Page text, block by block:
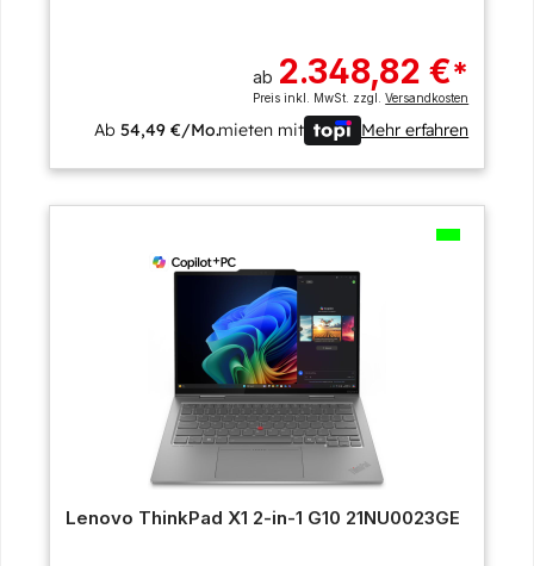
ab 2.348,82 €*
Preis inkl. MwSt. zzgl.Versandkosten
Ab54,49 €/Mo.mieten mit Mehr erfahren
Lenovo ThinkPad X1 2-in-1 G10 21NU0023GE